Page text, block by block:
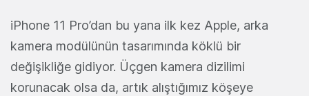
iPhone 11 Pro’dan bu yana ilk kez Apple, arka
kamera modülünün tasarımında köklü bir
değişikliğe gidiyor. Üçgen kamera dizilimi
korunacak olsa da, artık alıştığımız köşeye